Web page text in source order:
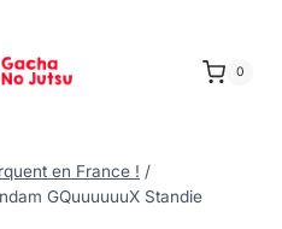
0
en France ! /
GQuuuuuuX Standie